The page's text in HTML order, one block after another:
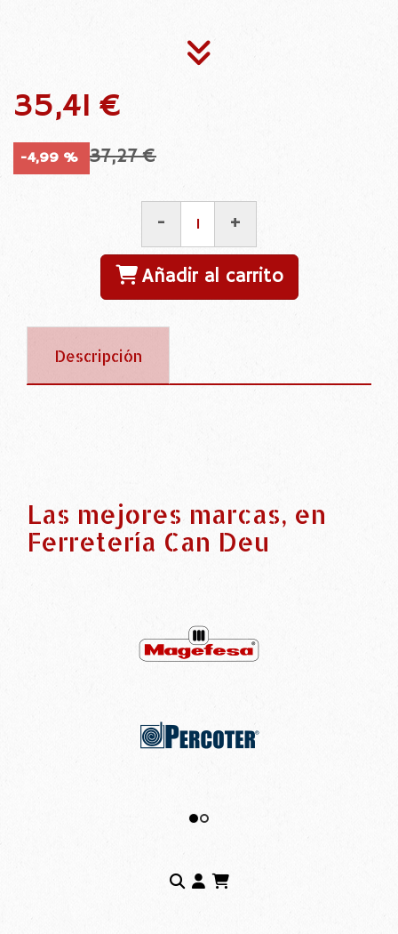
35,41 €
-4,99 % 37,27 €
- +
Añadir al carrito
Descripción
Las mejores marcas, en
Ferretería Can Deu